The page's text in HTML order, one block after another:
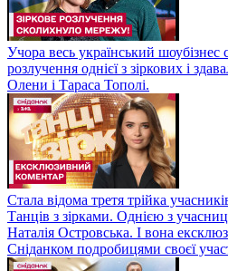
Учора весь український
розлучення однієї з зіркових і
Олени і Тараса Тополі.
Стала відома третя трійка
Танців з зірками. Однією з
Наталія Островська. І вона
Сніданком подробицями своєї